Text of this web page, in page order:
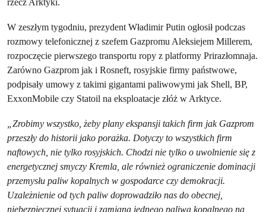
W zeszłym tygodniu, prezydent Władimir Putin ogłosił podczas
rozmowy telefonicznej z szefem Gazpromu Aleksiejem Millerem,
rozpoczęcie pierwszego transportu ropy z platformy Prirazłomnaja.
Zarówno Gazprom jak i Rosneft, rosyjskie firmy państwowe,
podpisały umowy z takimi gigantami paliwowymi jak Shell, BP,
ExxonMobile czy Statoil na eksploatacje złóż w Arktyce.
„Zrobimy wszystko, żeby plany ekspansji takich firm jak Gazprom
przeszły do historii jako porażka. Dotyczy to wszystkich firm
naftowych, nie tylko rosyjskich. Chodzi nie tylko o uwolnienie się z
energetycznej smyczy Kremla, ale również ograniczenie dominacji
przemysłu paliw kopalnych w gospodarce czy demokracji.
Uzależnienie od tych paliw doprowadziło nas do obecnej,
niebezpiecznej sytuacji i zamiana jednego paliwa kopalnego na